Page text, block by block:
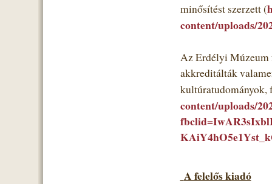
minősítést szerzett (
content/uploads/
Az Erdélyi
akkreditálták
kultúratudományok,
content/uploads/
A felelős kiadó